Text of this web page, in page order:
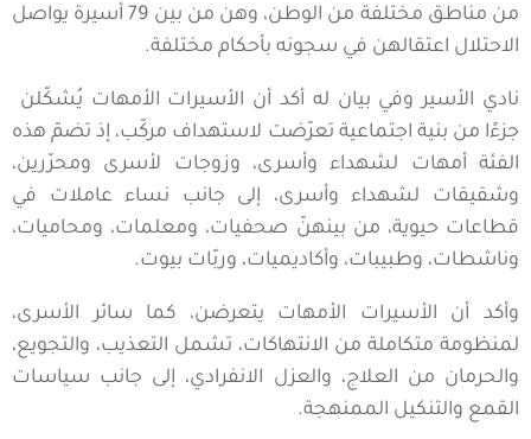
من مناطق مختلفة من الوطن، وهن من بين 79 أسيرة يواصل
الاحتلال اعتقالهن في سجونه بأحكام مختلفة.
نادي الأسير وفي بيان له أكد أن الأسيرات الأمهات يُشكّلن
جزءًا من بنية اجتماعية تعرّضت لاستهداف مركّب، إذ تضمّ هذه
الفئة أمهات لشهداء وأسرى، وزوجات لأسرى ومحرّرين،
وشقيقات لشهداء وأسرى، إلى جانب نساء عاملات في
قطاعات حيوية، من بينهنّ صحفيات، ومعلمات، ومحاميات،
وناشطات، وطبيبات، وأكاديميات، وربّات بيوت.
وأكد أن الأسيرات الأمهات يتعرضن، كما سائر الأسرى،
لمنظومة متكاملة من الانتهاكات، تشمل التعذيب، والتجويع،
والحرمان من العلاج، والعزل الانفرادي، إلى جانب سياسات
القمع والتنكيل الممنهجة.